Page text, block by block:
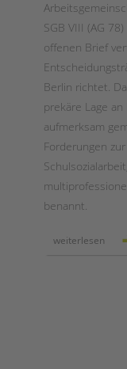
STADTTEILARBEIT
SGB VIII (AG
offenen Brief
Berlin richtet.
prekäre Lage
aufmerksam
Forderungen
benannt.
weiterlesen